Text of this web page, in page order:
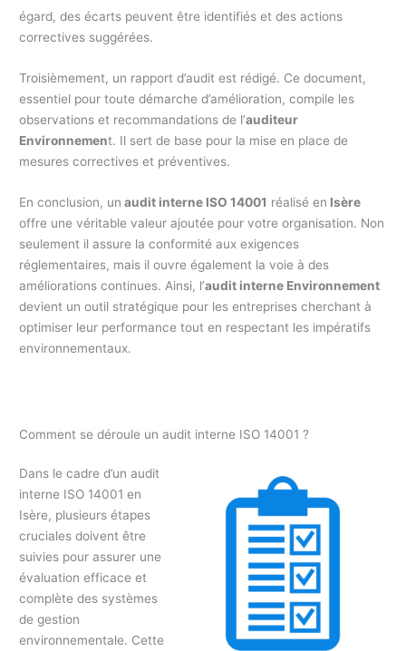
égard, des écarts peuvent être identifiés et des actions
correctives suggérées.
Troisièmement, un rapport d’audit est rédigé. Ce document,
essentiel pour toute démarche d’amélioration, compile les
observations et recommandations de l’auditeur
Environnement. Il sert de base pour la mise en place de
mesures correctives et préventives.
En conclusion, un audit interne ISO 14001 réalisé en Isère
offre une véritable valeur ajoutée pour votre organisation. Non
seulement il assure la conformité aux exigences
réglementaires, mais il ouvre également la voie à des
améliorations continues. Ainsi, l’audit interne Environnement
devient un outil stratégique pour les entreprises cherchant à
optimiser leur performance tout en respectant les impératifs
environnementaux.
Comment se déroule un audit interne ISO 14001 ?
Dans le cadre d’un audit
interne ISO 14001 en
Isère, plusieurs étapes
cruciales doivent être
suivies pour assurer une
évaluation efficace et
complète des systèmes
de gestion
environnementale. Cette